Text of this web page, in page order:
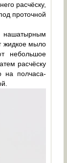
расчёску,
проточной
жидкое мыло
небольшое
расчёску
на полчаса-